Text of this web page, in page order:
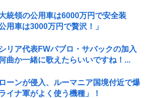
統領の公用車は6000万円で安全装
用車は3000万円で贅沢！」
リア代表FWパブロ・サバックの加入
か一緒に歌えたらいいですね！...
ーンが侵入、ルーマニア国境付近で爆
イナ軍がよく使う機種」！